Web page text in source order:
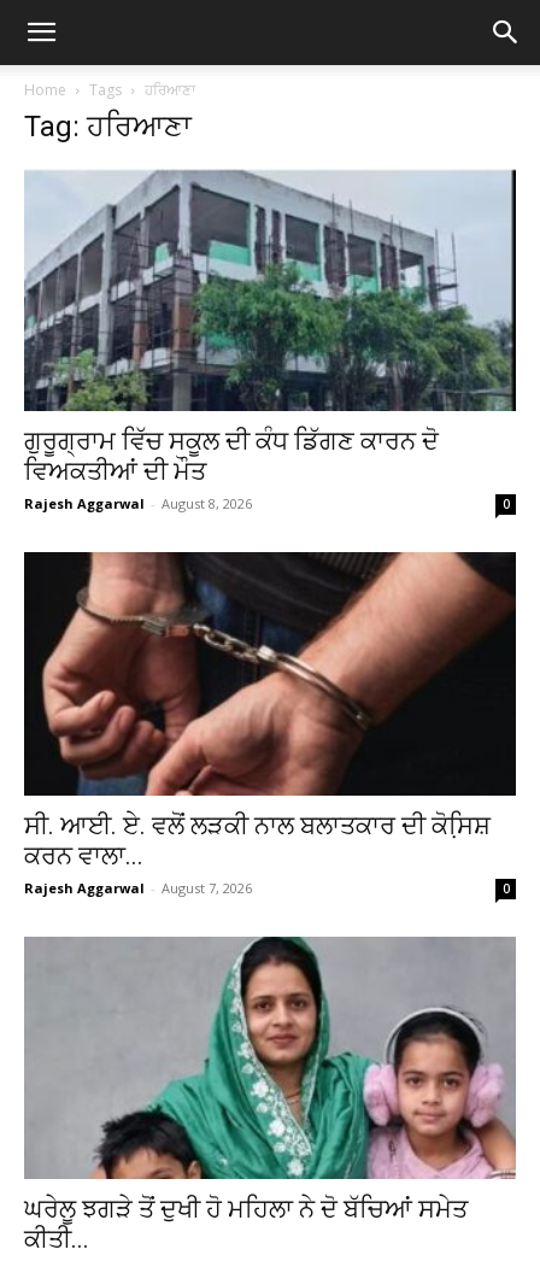
Home Tags ਹਰਿਆਣਾ
Tag: ਹਰਿਆਣਾ
ਗੁਰੂਗ੍ਰਾਮ ਵਿੱਚ ਸਕੂਲ ਦੀ ਕੰਧ ਡਿੱਗਣ ਕਾਰਨ ਦੋ
ਵਿਅਕਤੀਆਂ ਦੀ ਮੌਤ
Rajesh Aggarwal - August 8, 2026 0
ਸੀ. ਆਈ. ਏ. ਵਲੋਂ ਲੜਕੀ ਨਾਲ ਬਲਾਤਕਾਰ ਦੀ ਕੋਸਿ਼ਸ਼
ਕਰਨ ਵਾਲਾ...
Rajesh Aggarwal - August 7, 2026 0
ਘਰੇਲੂ ਝਗੜੇ ਤੋਂ ਦੁਖੀ ਹੋ ਮਹਿਲਾ ਨੇ ਦੋ ਬੱਚਿਆਂ ਸਮੇਤ
ਕੀਤੀ...